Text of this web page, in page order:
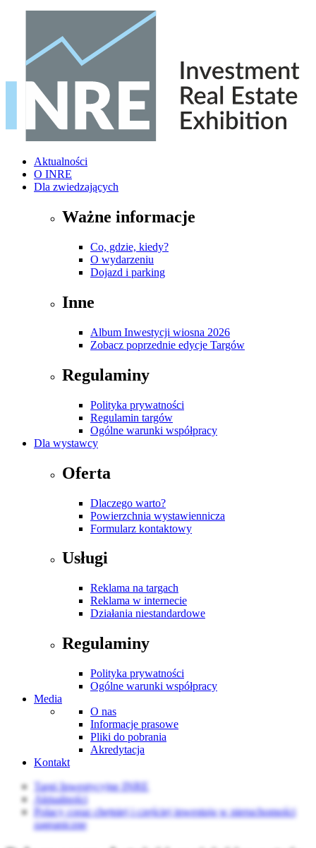
Aktualności
O INRE
Dla zwiedzających
Ważne informacje
Co, gdzie, kiedy?
O wydarzeniu
Dojazd i parking
Inne
Album Inwestycji wiosna 2026
Zobacz poprzednie edycje Targów
Regulaminy
Polityka prywatności
Regulamin targów
Ogólne warunki współpracy
Dla wystawcy
Oferta
Dlaczego warto?
Powierzchnia wystawiennicza
Formularz kontaktowy
Usługi
Reklama na targach
Reklama w internecie
Działania niestandardowe
Regulaminy
Polityka prywatności
Ogólne warunki współpracy
Media
O nas
Informacje prasowe
Pliki do pobrania
Akredytacja
Kontakt
Targi Inwestycyjne INRE
Aktualności
Polacy coraz chętniej i częściej inwestują w nieruchomości
zagraniczne